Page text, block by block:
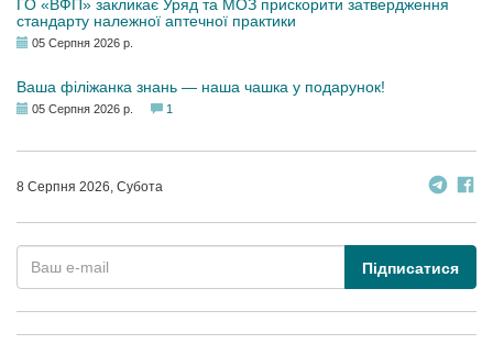
ГО «ВФП» закликає Уряд та МОЗ прискорити затвердження
стандарту належної аптечної практики
05 Серпня 2026 р.
Ваша філіжанка знань — наша чашка у подарунок!
05 Серпня 2026 р. 1
8 Серпня 2026, Субота
Підписатися